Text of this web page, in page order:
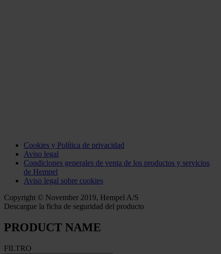
Cookies y Política de privacidad
Aviso legal
Condiciones generales de venta de los productos y servicios
de Hempel
Aviso legal sobre cookies
Copyright © November 2019, Hempel A/S
Descargue la ficha de seguridad del producto
PRODUCT NAME
FILTRO